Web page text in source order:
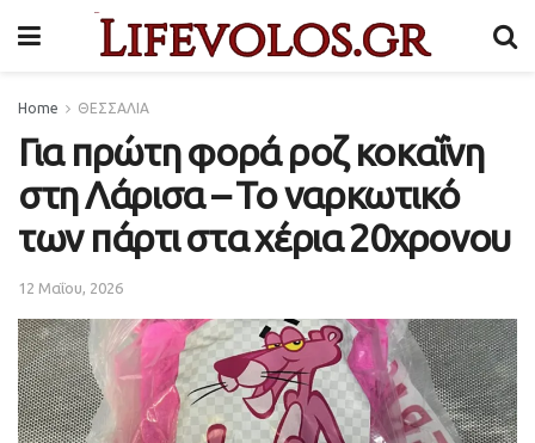
Home ΘΕΣΣΑΛΙΑ
Για πρώτη φορά ροζ κοκαΐνη
στη Λάρισα – Το ναρκωτικό
των πάρτι στα χέρια 20χρονου
12 Μαΐου, 2026